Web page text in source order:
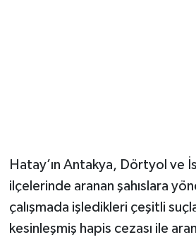
Hatay’ın Antakya, Dörtyol ve
ilçelerinde aranan şahıslara
çalışmada işledikleri çeşitli
kesinleşmiş hapis cezası ile